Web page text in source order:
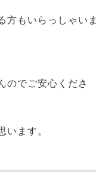
方もいらっしゃいま
のでご安心くださ
います。